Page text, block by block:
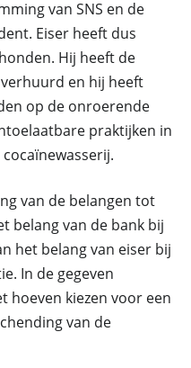
van SNS en de
Eiser heeft dus
Hij heeft de
en hij heeft
op de onroerende
praktijken in
van de belangen tot
belang van de bank bij
het belang van eiser bij
In de gegeven
hoeven kiezen voor een
van de